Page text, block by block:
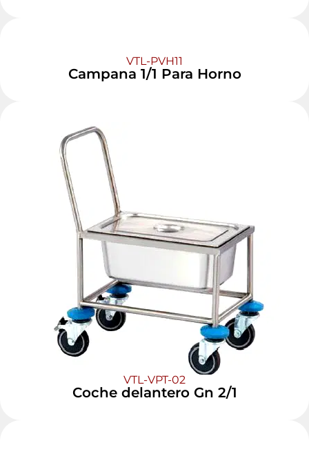
VTL-PVH11
Campana 1/1 Para Horno
VTL-VPT-02
Coche delantero Gn 2/1